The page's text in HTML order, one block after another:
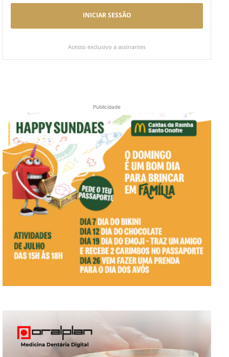
INICIAR SESSÃO
Acesso exclusivo a assinantes
Publicidade